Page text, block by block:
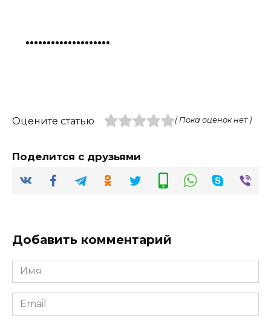
Оцените статью ( Пока оценок нет )
Поделится с друзьями
Добавить комментарий
Имя
*
Email
*